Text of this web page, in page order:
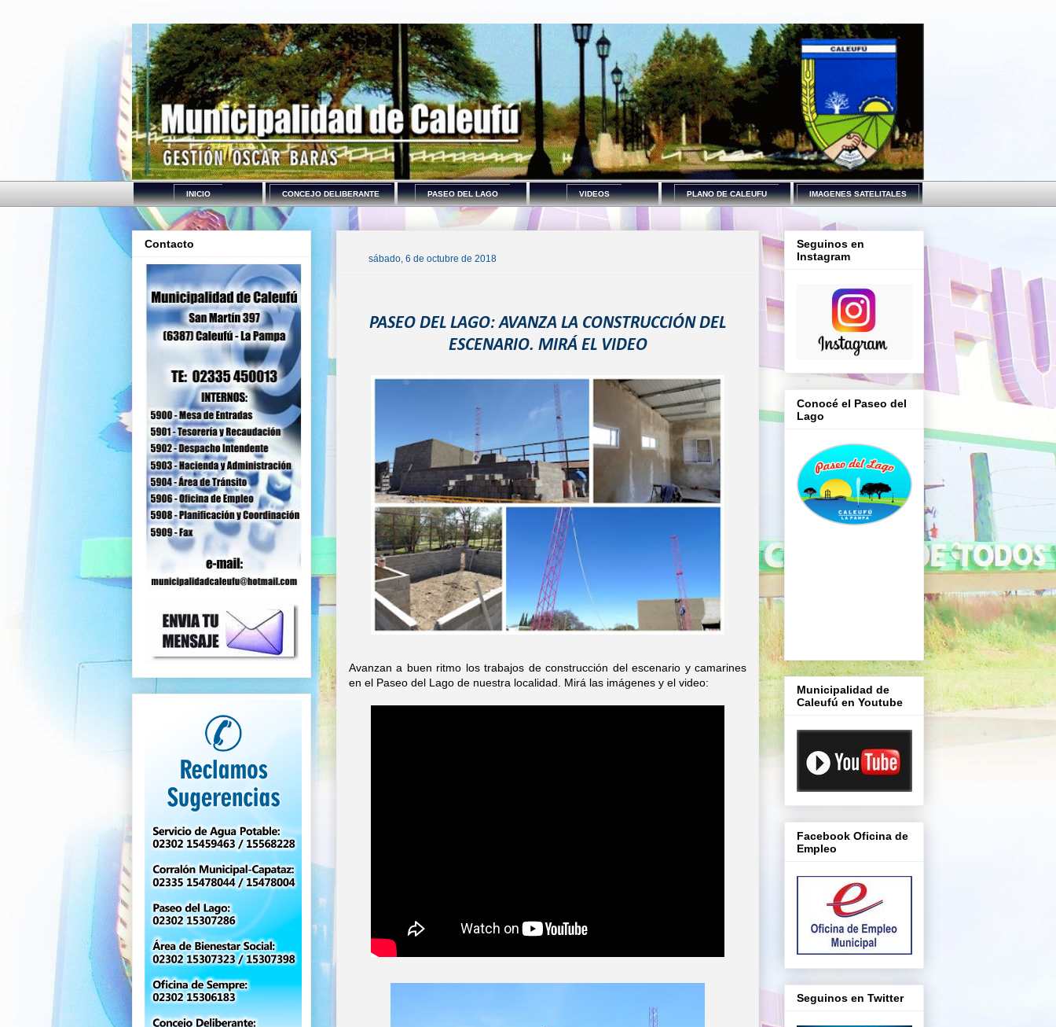
INICIO CONCEJO DELIBERANTE PASEO DEL LAGO VIDEOS PLANO DE CALEUFU IMAGENES SATELITALES
sábado, 6 de octubre de 2018
PASEO DEL LAGO: AVANZA LA CONSTRUCCIÓN DEL
ESCENARIO. MIRÁ EL VIDEO
Avanzan a buen ritmo los trabajos de construcción del escenario y camarines
en el Paseo del Lago de nuestra localidad. Mirá las imágenes y el video:
Contacto
Seguinos en
Instagram
Conocé el Paseo del
Lago
Municipalidad de
Caleufú en Youtube
Facebook Oficina de
Empleo
Seguinos en Twitter